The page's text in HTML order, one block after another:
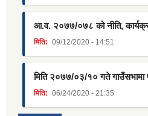
आ.व. २०७७/०७८ को नीति,
मिति: 09/12/2020 - 14:51
मिति २०७७/०३/१० गते गाउँसभामा
मिति: 06/24/2020 - 21:35